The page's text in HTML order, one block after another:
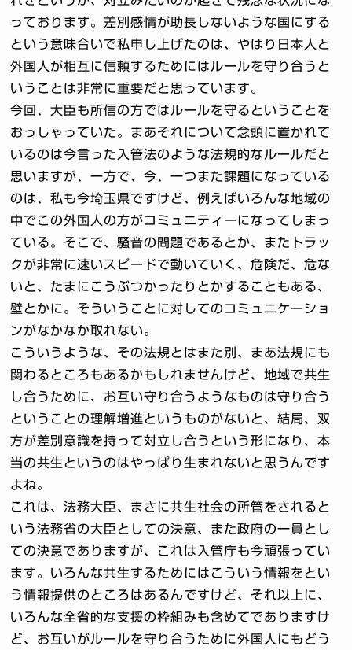
っております。差別感情が助長しないような国にする
という意味合いで私申し上げたのは、やはり日本人と
外国人が相互に信頼するためにはルールを守り合うと
いうことは非常に重要だと思っています。
今回、大臣も所信の方ではルールを守るということを
おっしゃっていた。まあそれについて念頭に置かれて
いるのは今言った入管法のような法規的なルールだと
思いますが、一方で、今、一つまた課題になっている
のは、私も今埼玉県ですけど、例えばいろんな地域の
中でこの外国人の方がコミュニティーになってしまっ
ている。そこで、騒音の問題であるとか、またトラッ
クが非常に速いスピードで動いていく、危険だ、危な
いと、たまにこうぶつかったりとかすることもある、
壁とかに。そういうことに対してのコミュニケーショ
ンがなかなか取れない。
こういうような、その法規とはまた別、まあ法規にも
関わるところもあるかもしれませんけど、地域で共生
し合うために、お互い守り合うようなものは守り合う
ということの理解増進というものがないと、結局、双
方が差別意識を持って対立し合うという形になり、本
当の共生というのはやっぱり生まれないと思うんです
よね。
これは、法務大臣、まさに共生社会の所管をされると
いう法務省の大臣としての決意、また政府の一員とし
ての決意でありますが、これは入管庁も今頑張ってい
ます。いろんな共生するためにはこういう情報をとい
う情報提供のところはあるんですけど、それ以上に、
いろんな全省的な支援の枠組みも含めてでありますけ
ど、お互いがルールを守り合うために外国人にもどう